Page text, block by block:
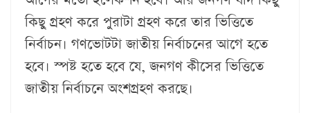
কিছু গ্রহণ করে পুরাটা গ্রহণ করে তার ভিত্তিতে
নির্বাচন। গণভোটটা জাতীয় নির্বাচনের আগে হতে
হবে। স্পষ্ট হতে হবে যে, জনগণ কীসের ভিত্তিতে
জাতীয় নির্বাচনে অংশগ্রহণ করছে।